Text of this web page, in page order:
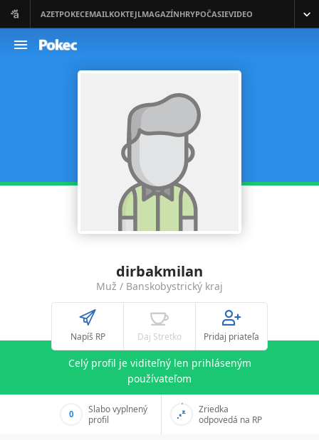
dirbakmilan
Muž / Banskobystrický kraj
Napíš RP Daj Stretko Pridaj priateľa
Celý profil je viditeľný len prihláseným
používateľom
0
Slabo vyplnený
profil
Zriedka
odpovedá na RP